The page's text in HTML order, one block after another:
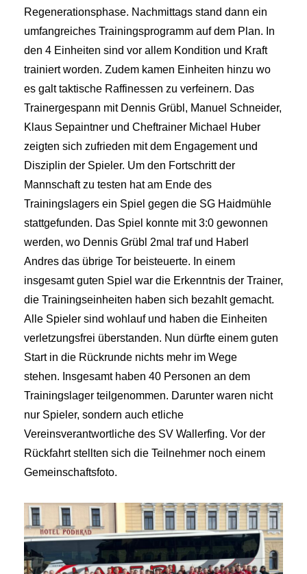
Regenerationsphase. Nachmittags stand dann ein
umfangreiches Trainingsprogramm auf dem Plan. In
den 4 Einheiten sind vor allem Kondition und Kraft
trainiert worden. Zudem kamen Einheiten hinzu wo
es galt taktische Raffinessen zu verfeinern. Das
Trainergespann mit Dennis Grübl, Manuel Schneider,
Klaus Sepaintner und Cheftrainer Michael Huber
zeigten sich zufrieden mit dem Engagement und
Disziplin der Spieler. Um den Fortschritt der
Mannschaft zu testen hat am Ende des
Trainingslagers ein Spiel gegen die SG Haidmühle
stattgefunden. Das Spiel konnte mit 3:0 gewonnen
werden, wo Dennis Grübl 2mal traf und Haberl
Andres das übrige Tor beisteuerte. In einem
insgesamt guten Spiel war die Erkenntnis der Trainer,
die Trainingseinheiten haben sich bezahlt gemacht.
Alle Spieler sind wohlauf und haben die Einheiten
verletzungsfrei überstanden. Nun dürfte einem guten
Start in die Rückrunde nichts mehr im Wege
stehen. Insgesamt haben 40 Personen an dem
Trainingslager teilgenommen. Darunter waren nicht
nur Spieler, sondern auch etliche
Vereinsverantwortliche des SV Wallerfing. Vor der
Rückfahrt stellten sich die Teilnehmer noch einem
Gemeinschaftsfoto.